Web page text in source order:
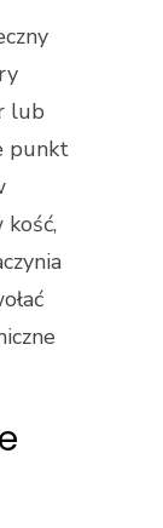
lub
punkt
kość,